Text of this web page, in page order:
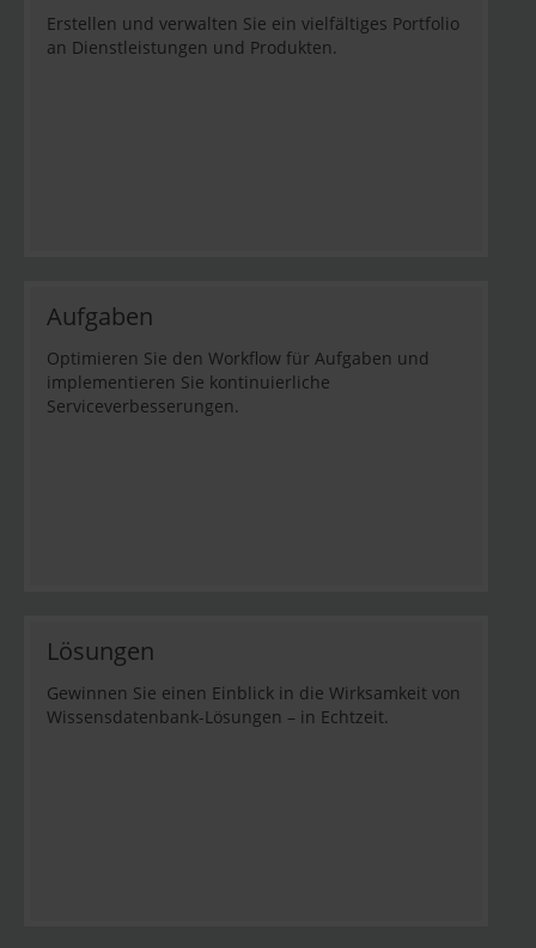
Erstellen und verwalten Sie ein vielfältiges Portfolio
an Dienstleistungen und Produkten.
Aufgaben
Optimieren Sie den Workflow für Aufgaben und
implementieren Sie kontinuierliche
Serviceverbesserungen.
Lösungen
Gewinnen Sie einen Einblick in die Wirksamkeit von
Wissensdatenbank-Lösungen – in Echtzeit.